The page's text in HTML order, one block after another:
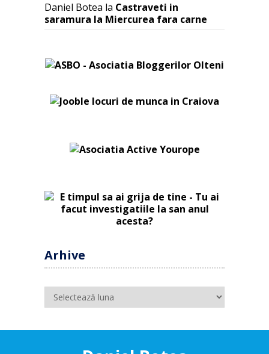
Daniel Botea la Castraveti in
saramura la Miercurea fara carne
Arhive
Arhive